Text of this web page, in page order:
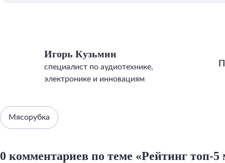
Игорь Кузьмин
специалист по аудиотехнике,
электронике и инновациям
Мясорубка
0 комментариев по теме «Рейтинг топ-5